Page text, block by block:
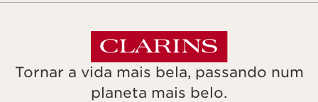
Tornar a vida mais bela, passando num
planeta mais belo.